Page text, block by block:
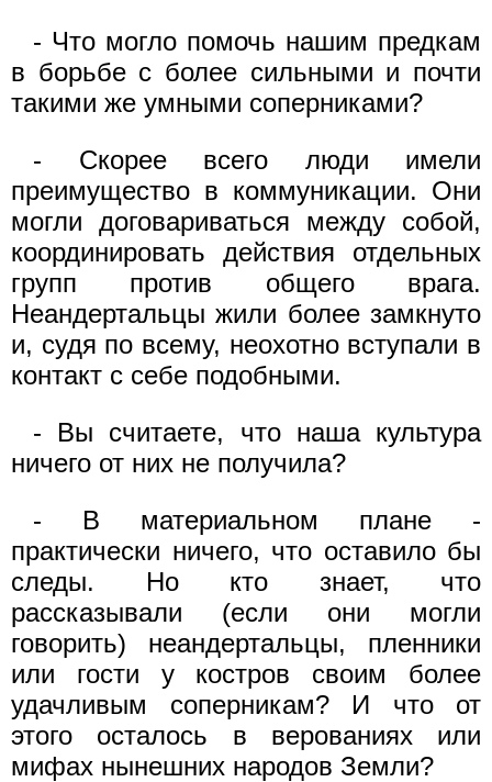
- Что могло помочь нашим предкам
в борьбе с более сильными и почти
такими же умными соперниками?
- Скорее всего люди имели
преимущество в коммуникации. Они
могли договариваться между собой,
координировать действия отдельных
групп против общего врага.
Неандертальцы жили более замкнуто
и, судя по всему, неохотно вступали в
контакт с себе подобными.
- Вы считаете, что наша культура
ничего от них не получила?
- В материальном плане -
практически ничего, что оставило бы
следы. Но кто знает, что
рассказывали (если они могли
говорить) неандертальцы, пленники
или гости у костров своим более
удачливым соперникам? И что от
этого осталось в верованиях или
мифах нынешних народов Земли?